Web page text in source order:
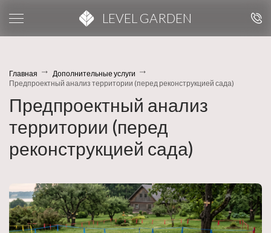
LEVEL GARDEN
Главная
Дополнительные услуги
Предпроектный анализ территории (перед реконструкцией сада)
Предпроектный анализ
территории (перед
реконструкцией сада)